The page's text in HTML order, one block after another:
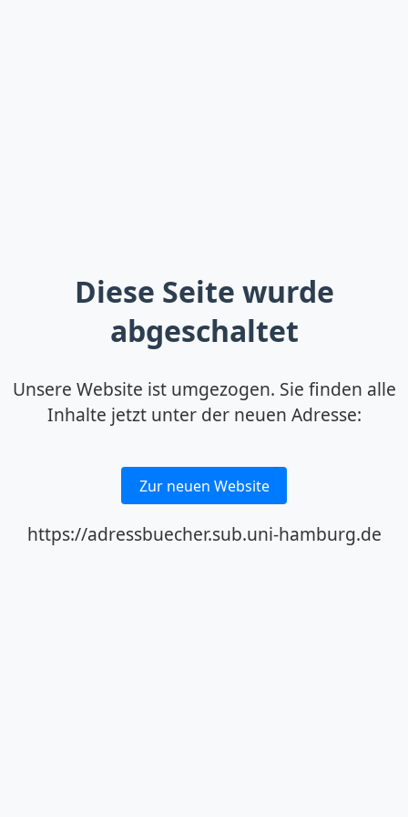
Diese Seite wurde
abgeschaltet
Unsere Website ist umgezogen. Sie finden alle
Inhalte jetzt unter der neuen Adresse:
Zur neuen Website
https://adressbuecher.sub.uni-hamburg.de